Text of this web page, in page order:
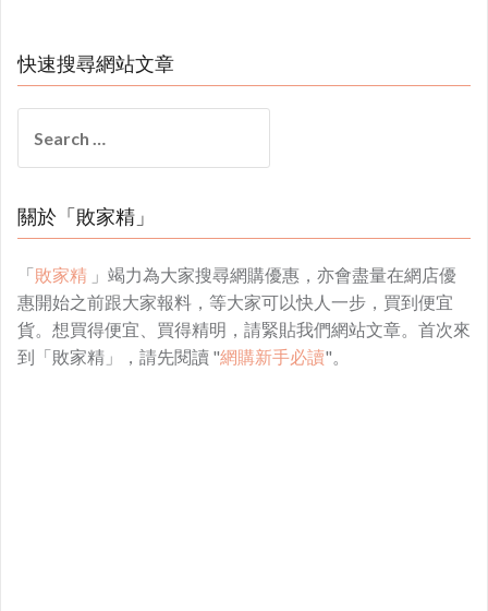
快速搜尋網站文章
for:
關於「敗家精」
「敗家精 」竭力為大家搜尋網購優惠，亦會盡量在網店優
惠開始之前跟大家報料，等大家可以快人一步，買到便宜
貨。想買得便宜、買得精明，請緊貼我們網站文章。首次來
到「敗家精」，請先閱讀 "網購新手必讀"。